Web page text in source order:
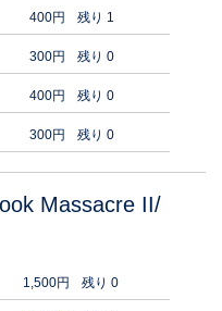
400円 残り 1
300円 残り 0
400円 残り 0
300円 残り 0
Massacre II/
1,500円 残り 0